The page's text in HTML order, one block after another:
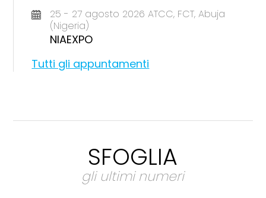
25 - 27 agosto 2026 ATCC, FCT, Abuja
(Nigeria)
NIAEXPO
Tutti gli appuntamenti
SFOGLIA
gli ultimi numeri